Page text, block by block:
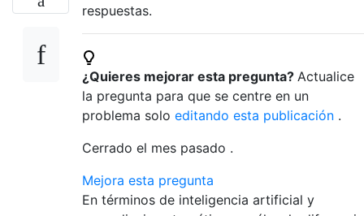
respuestas.
¿Quieres mejorar esta pregunta? Actualice
la pregunta para que se centre en un
problema solo editando esta publicación .
Cerrado el mes pasado .
Mejora esta pregunta
En términos de inteligencia artificial y